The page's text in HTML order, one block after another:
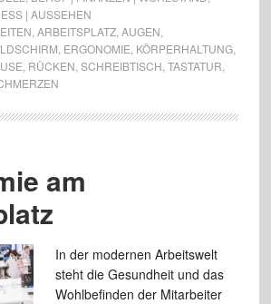
| AUSSEHEN
ARBEITSPLATZ, AUGEN
ERGONOMIE KÖRPERHALTUNG,
RÜCKEN SCHREIBTISCH TASTATUR
am
In der modernen Arbeitswelt
steht die Gesundheit und das
Wohlbefinden der Mitarbeiter